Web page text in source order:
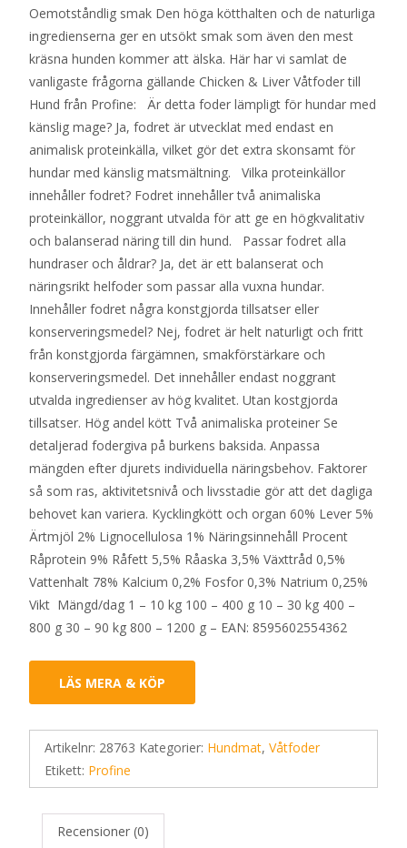
Oemotståndlig smak Den höga kötthalten och de naturliga
ingredienserna ger en utsökt smak som även den mest
kräsna hunden kommer att älska. Här har vi samlat de
vanligaste frågorna gällande Chicken & Liver Våtfoder till
Hund från Profine: Är detta foder lämpligt för hundar med
känslig mage? Ja, fodret är utvecklat med endast en
animalisk proteinkälla, vilket gör det extra skonsamt för
hundar med känslig matsmältning. Vilka proteinkällor
innehåller fodret? Fodret innehåller två animaliska
proteinkällor, noggrant utvalda för att ge en högkvalitativ
och balanserad näring till din hund. Passar fodret alla
hundraser och åldrar? Ja, det är ett balanserat och
näringsrikt helfoder som passar alla vuxna hundar.
Innehåller fodret några konstgjorda tillsatser eller
konserveringsmedel? Nej, fodret är helt naturligt och fritt
från konstgjorda färgämnen, smakförstärkare och
konserveringsmedel. Det innehåller endast noggrant
utvalda ingredienser av hög kvalitet. Utan kostgjorda
tillsatser. Hög andel kött Två animaliska proteiner Se
detaljerad fodergiva på burkens baksida. Anpassa
mängden efter djurets individuella näringsbehov. Faktorer
så som ras, aktivitetsnivå och livsstadie gör att det dagliga
behovet kan variera. Kycklingkött och organ 60% Lever 5%
Ärtmjöl 2% Lignocellulosa 1% Näringsinnehåll Procent
Råprotein 9% Råfett 5,5% Råaska 3,5% Växttråd 0,5%
Vattenhalt 78% Kalcium 0,2% Fosfor 0,3% Natrium 0,25%
Vikt Mängd/dag 1 – 10 kg 100 – 400 g 10 – 30 kg 400 –
800 g 30 – 90 kg 800 – 1200 g – EAN: 8595602554362
LÄS MERA & KÖP
Artikelnr: 28763 Kategorier: Hundmat, Våtfoder
Etikett: Profine
Recensioner (0)